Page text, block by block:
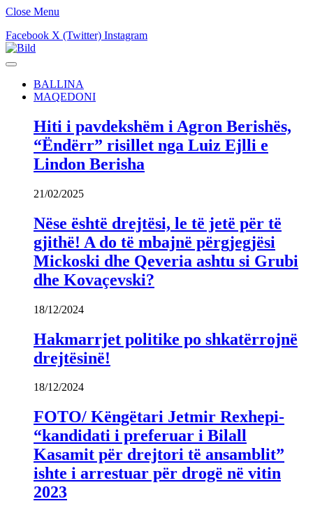
Close Menu
Facebook X (Twitter) Instagram
BALLINA
MAQEDONI
Hiti i pavdekshëm i Agron Berishës,
“Ëndërr” risillet nga Luiz Ejlli e
Lindon Berisha
21/02/2025
Nëse është drejtësi, le të jetë për të
gjithë! A do të mbajnë përgjegjësi
Mickoski dhe Qeveria ashtu si Grubi
dhe Kovaçevski?
18/12/2024
Hakmarrjet politike po shkatërrojnë
drejtësinë!
18/12/2024
FOTO/ Këngëtari Jetmir Rexhepi-
“kandidati i preferuar i Bilall
Kasamit për drejtori të ansamblit”
ishte i arrestuar për drogë në vitin
2023